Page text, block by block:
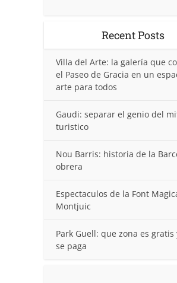
Recent Posts
Villa del Arte: la galería que
el Paseo de Gracia en un
arte para todos
Gaudi: separar el genio del
turistico
Nou Barris: historia de la
obrera
Espectaculos de la Font
Montjuic
Park Guell: que zona es gratis
se paga